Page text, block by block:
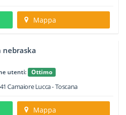
Mappa
nebraska
utenti:
Ottimo
CamaioreLucca -Toscana
Mappa